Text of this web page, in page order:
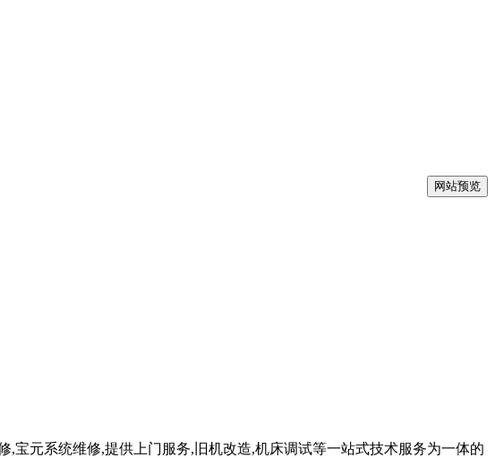
网站预览
,宝元系统维修,提供上门服务,旧机改造,机床调试等一站式技术服务为一体的